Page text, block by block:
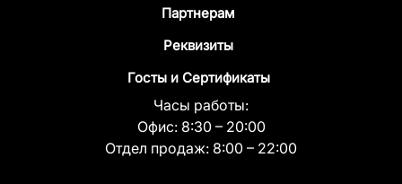
Партнерам
Реквизиты
Госты и Сертификаты
Часы работы:
Офис: 8:30 – 20:00
Отдел продаж: 8:00 – 22:00